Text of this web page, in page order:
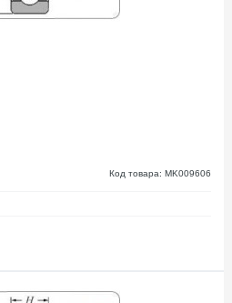
Код товара: MK009606